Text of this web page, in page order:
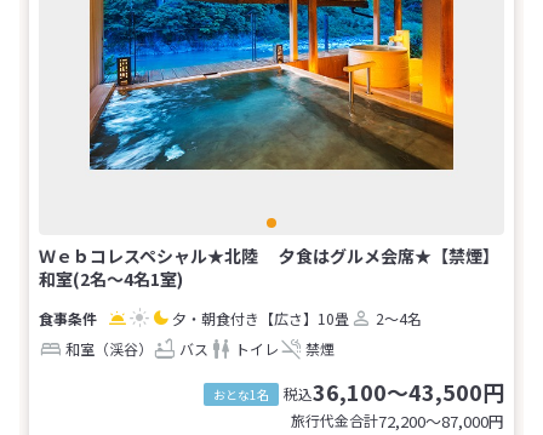
Ｗｅｂコレスペシャル★北陸 夕食はグルメ会席★【禁煙】
和室(2名～4名1室)
夕・朝食付き 【広さ】10畳
2～4名
和室（渓谷）
バス トイレ 禁煙
おとな1名 税込36,100～43,500円
旅行代金合計72,200〜87,000円